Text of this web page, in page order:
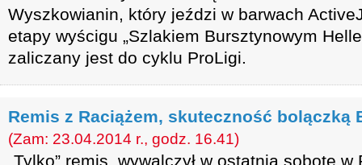
Wyszkowianin, który jeździ w barwach
etapy wyścigu „Szlakiem Bursztynowym
zaliczany jest do cyklu ProLigi.
Remis z Raciążem, skuteczność bolączką
(Zam: 23.04.2014 r., godz. 16.41)
„Tylko” remis, wywalczył w ostatnią sobotę